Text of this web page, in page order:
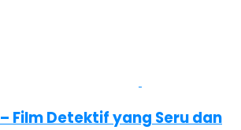
Film Detektif yang Seru dan